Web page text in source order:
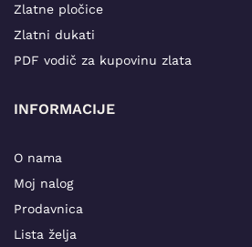
Zlatne pločice
Zlatni dukati
PDF vodič za kupovinu zlata
INFORMACIJE
O nama
Moj nalog
Prodavnica
Lista želja